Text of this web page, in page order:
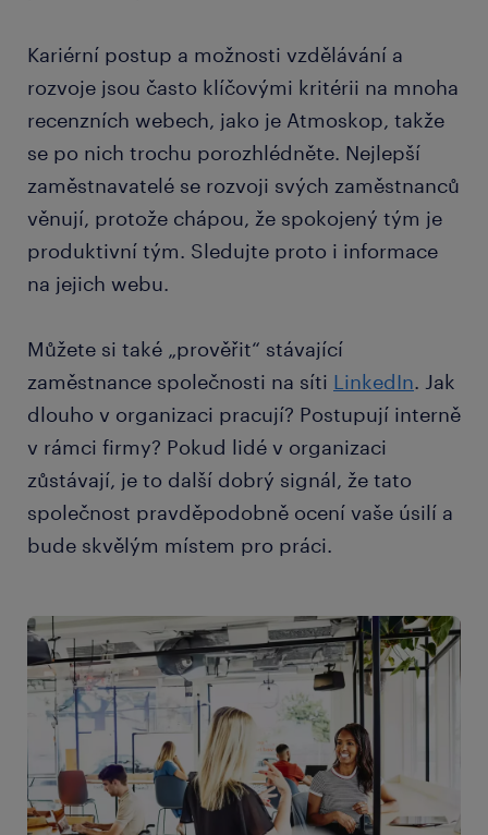
Kariérní postup a možnosti vzdělávání a
rozvoje jsou často klíčovými kritérii na mnoha
recenzních webech, jako je Atmoskop, takže
se po nich trochu porozhlédněte. Nejlepší
zaměstnavatelé se rozvoji svých zaměstnanců
věnují, protože chápou, že spokojený tým je
produktivní tým. Sledujte proto i informace
na jejich webu.
Můžete si také „prověřit“ stávající
zaměstnance společnosti na síti LinkedIn. Jak
dlouho v organizaci pracují? Postupují interně
v rámci firmy? Pokud lidé v organizaci
zůstávají, je to další dobrý signál, že tato
společnost pravděpodobně ocení vaše úsilí a
bude skvělým místem pro práci.